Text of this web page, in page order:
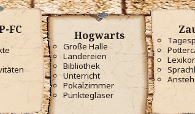
FC Hogwarts
Große Halle
Ländereien
Bibliothek
Unterricht
Pokalzimmer
Punktegläser